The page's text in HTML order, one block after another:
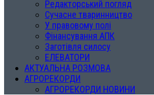
Редакторський погляд
Сучасне тваринництво
У правовому полі
Фінансування АПК
Заготівля силосу
ЕЛЕВАТОРИ
АКТУАЛЬНА РОЗМОВА
АГРОРЕКОРДИ
АГРОРЕКОРДИ НОВИНИ